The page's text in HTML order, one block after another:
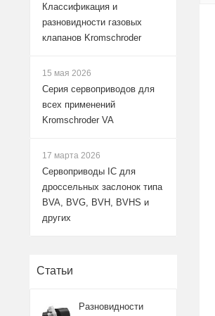
Классификация и
разновидности газовых
клапанов Kromschroder
15 мая 2026
Серия сервоприводов для
всех применений
Kromschroder VA
17 марта 2026
Сервоприводы IC для
дроссельных заслонок типа
BVA, BVG, BVH, BVHS и
других
Статьи
Разновидности